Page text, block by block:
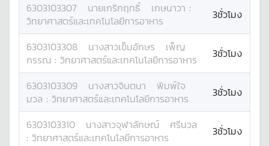
6303103307 นายเกริกฤทธิ์ เกษนาวา :
วิทยาศาสตร์และเทคโนโลยีการอาหาร
3ชั่วโมง
6303103308 นางสาวเข็มอักษร
เพ็ญ
กรรณ : วิทยาศาสตร์และเทคโนโลยีการอาหาร 3ชั่วโมง
6303103309 นางสาวจินตนา
พิมพ์ใจ
มวล : วิทยาศาสตร์และเทคโนโลยีการอาหาร 3ชั่วโมง
6303103310 นางสาวจุฬาลักษณ์
ศรีนวล
: วิทยาศาสตร์และเทคโนโลยีการอาหาร 3ชั่วโมง